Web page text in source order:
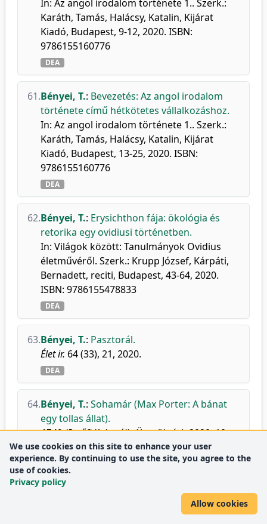
In: Az angol irodalom története 1.. Szerk.:
Karáth, Tamás, Halácsy, Katalin, Kijárat
Kiadó, Budapest, 9-12, 2020. ISBN:
9786155160776
DEA
61.Bényei, T.: Bevezetés: Az angol irodalom
története című hétkötetes vállalkozáshoz.
In: Az angol irodalom története 1.. Szerk.:
Karáth, Tamás, Halácsy, Katalin, Kijárat
Kiadó, Budapest, 13-25, 2020. ISBN:
9786155160776
DEA
62.Bényei, T.: Erysichthon fája: ökológia és
retorika egy ovidiusi történetben.
In: Világok között: Tanulmányok Ovidius
életművéről. Szerk.: Krupp József, Kárpáti,
Bernadett, reciti, Budapest, 43-64, 2020.
ISBN: 9786155478833
DEA
63.Bényei, T.: Pasztorál.
Élet ir. 64 (33), 21, 2020.
DEA
64.Bényei, T.: Sohamár (Max Porter: A bánat
egy tollas állat).
1749 (Petőfi Kulturális Ügynökség).2020. 10.
22., 1-4, 2020.
DEA
We use cookies on this site to enhance your user
experience. By continuing to use the site, you agree to the
use of cookies.
Privacy policy
Allow cookies